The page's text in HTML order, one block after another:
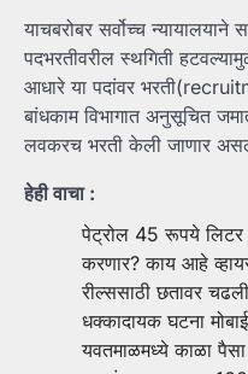
याचबरोबर सर्वोच्च न्यायालयाने
पदभरतीवरील स्थगिती
आधारे या पदांवर
बांधकाम विभागात अनुसूचित
लवकरच भरती केली जाणार
हेही वाचा :
पेट्रोल 45 रूपये लिटर
करणार? काय आहे
रील्ससाठी छतावर
धक्कादायक घटना
यवतमाळमध्ये काळा